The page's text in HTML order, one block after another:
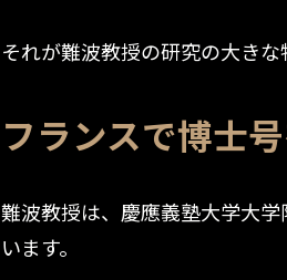
それが難波教授の研究の大きな
フランスで博士
難波教授は、慶應義塾大学大
います。